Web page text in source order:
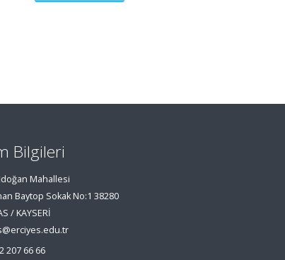
Bilgileri
Mahallesi
Baytop Sokak No:1 38280
/ KAYSERİ
207 66 66